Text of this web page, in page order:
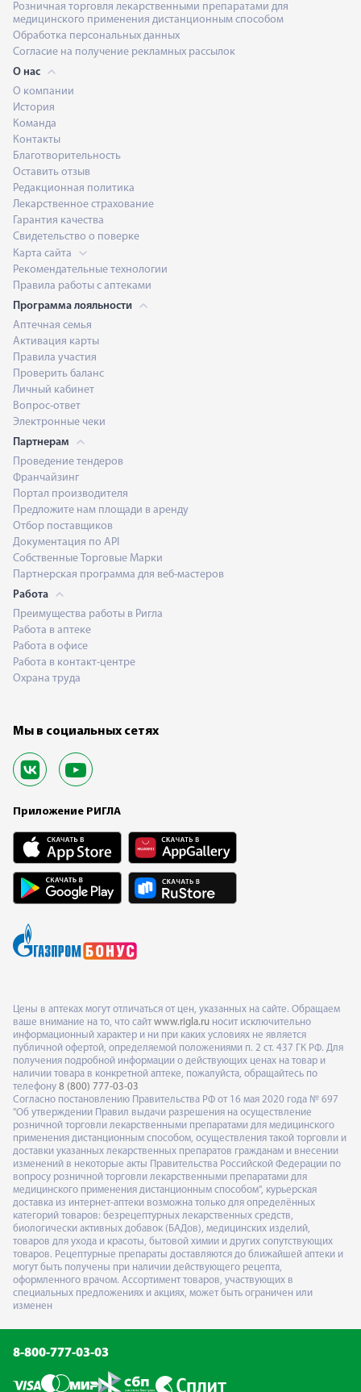
Розничная торговля лекарственными препаратами для
медицинского применения дистанционным способом
Обработка персональных данных
Согласие на получение рекламных рассылок
О нас
О компании
История
Команда
Контакты
Благотворительность
Оставить отзыв
Редакционная политика
Лекарственное страхование
Гарантия качества
Свидетельство о поверке
Карта сайта
Рекомендательные технологии
Правила работы с аптеками
Программа лояльности
Аптечная семья
Активация карты
Правила участия
Проверить баланс
Личный кабинет
Вопрос-ответ
Электронные чеки
Партнерам
Проведение тендеров
Франчайзинг
Портал производителя
Предложите нам площади в аренду
Отбор поставщиков
Документация по API
Собственные Торговые Марки
Партнерская программа для веб-мастеров
Работа
Преимущества работы в Ригла
Работа в аптеке
Работа в офисе
Работа в контакт-центре
Охрана труда
Мы в социальных сетях
Приложение РИГЛА
Цены в аптеках могут отличаться от цен, указанных на сайте. Обращаем
ваше внимание на то, что сайт www.rigla.ru носит исключительно
информационный характер и ни при каких условиях не является
публичной офертой, определяемой положениями п. 2 ст. 437 ГК РФ. Для
получения подробной информации о действующих ценах на товар и
наличии товара в конкретной аптеке, пожалуйста, обращайтесь по
телефону 8 (800) 777-03-03
Согласно постановлению Правительства РФ от 16 мая 2020 года № 697
"Об утверждении Правил выдачи разрешения на осуществление
розничной торговли лекарственными препаратами для медицинского
применения дистанционным способом, осуществления такой торговли и
доставки указанных лекарственных препаратов гражданам и внесении
изменений в некоторые акты Правительства Российской Федерации по
вопросу розничной торговли лекарственными препаратами для
медицинского применения дистанционным способом", курьерская
доставка из интернет-аптеки возможна только для определённых
категорий товаров: безрецептурных лекарственных средств,
биологически активных добавок (БАДов), медицинских изделий,
товаров для ухода и красоты, бытовой химии и других сопутствующих
товаров. Рецептурные препараты доставляются до ближайшей аптеки и
могут быть получены при наличии действующего рецепта,
оформленного врачом. Ассортимент товаров, участвующих в
специальных предложениях и акциях, может быть ограничен или
изменен
8-800-777-03-03